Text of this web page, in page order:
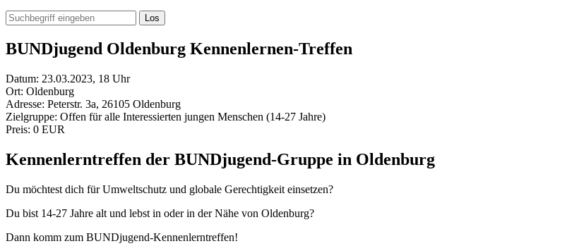
BUNDjugend Oldenburg Kennenlernen-Treffen
Datum: 23.03.2023, 18 Uhr
Ort: Oldenburg
Adresse: Peterstr. 3a, 26105 Oldenburg
Zielgruppe: Offen für alle Interessierten jungen Menschen (14-27 Jahre)
Preis: 0 EUR
Kennenlerntreffen der BUNDjugend-Gruppe in Oldenburg
Du möchtest dich für Umweltschutz und globale Gerechtigkeit einsetzen?
Du bist 14-27 Jahre alt und lebst in oder in der Nähe von Oldenburg?
Dann komm zum BUNDjugend-Kennenlerntreffen!